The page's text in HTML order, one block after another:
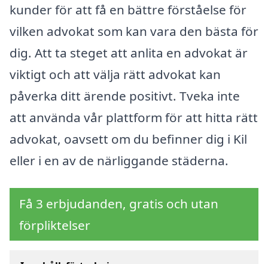
kunder för att få en bättre förståelse för
vilken advokat som kan vara den bästa för
dig. Att ta steget att anlita en advokat är
viktigt och att välja rätt advokat kan
påverka ditt ärende positivt. Tveka inte
att använda vår plattform för att hitta rätt
advokat, oavsett om du befinner dig i Kil
eller i en av de närliggande städerna.
Få 3 erbjudanden, gratis och utan
förpliktelser